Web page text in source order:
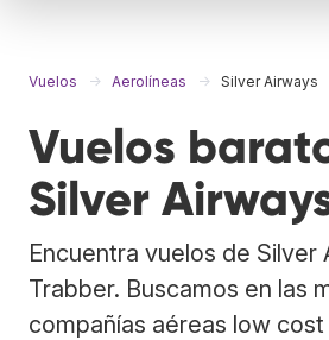
Vuelos Aerolíneas Silver Airways
Vuelos
Silver
Encuentra vuelos de Silver
Trabber. Buscamos en las
compañías aéreas low